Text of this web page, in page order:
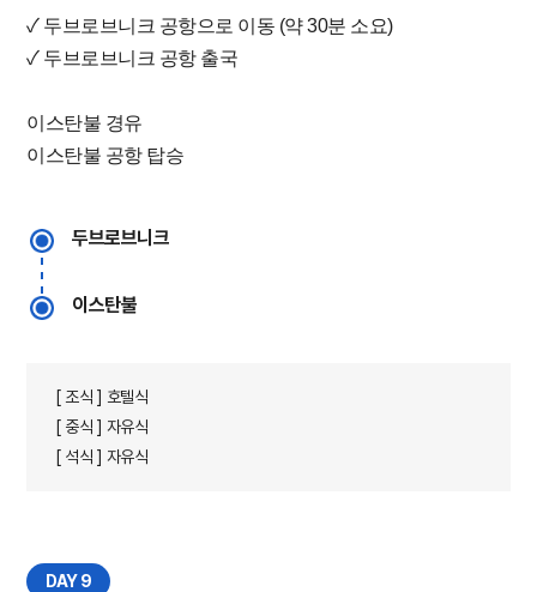
✓ 두브로브니크 공항으로 이동 (약 30분 소요)
✓ 두브로브니크 공항 출국
이스탄불 경유
이스탄불 공항 탑승
두브로브니크
이스탄불
[ 조식 ] 호텔식
[ 중식 ] 자유식
[ 석식 ] 자유식
DAY 9